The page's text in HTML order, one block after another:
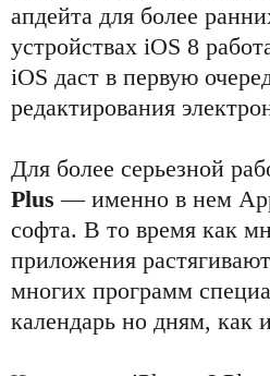
апдейта для более
устройствах iOS 8
iOS даст в первую
редактирования
Для более серьезной
Plus — именно в нем
софта. В то время как
приложения
многих программ
календарь но дням, как